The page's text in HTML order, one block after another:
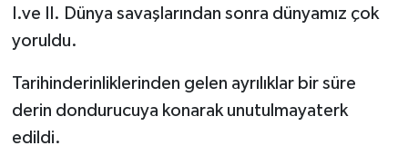
I.ve II. Dünya savaşlarından sonra dünyamız çok
yoruldu.
Tarihinderinliklerinden gelen ayrılıklar bir süre
derin dondurucuya konarak unutulmayaterk
edildi.